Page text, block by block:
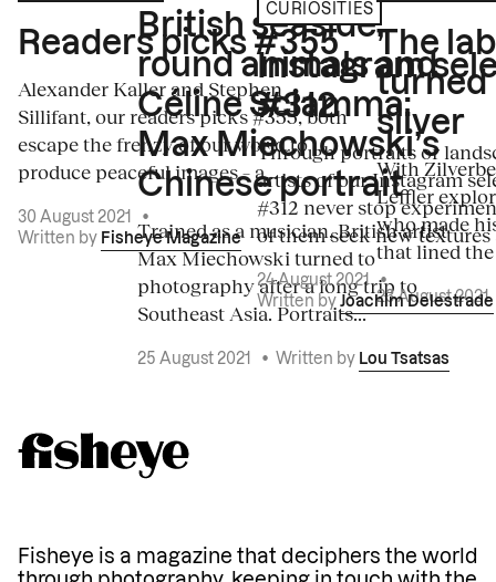
Readers picks #355
Alexander Kaller and Stephen
Sillifant, our readers picks #355, both
escape the frenzy of our world to
produce peaceful images – a...
30 August 2021
•
Written by Fisheye Magazine
British seaside,
round animals and
Céline Sciamma:
Max Miechowski’s
Chinese portrait
Trained as a musician, British artist
Max Miechowski turned to
photography after a long trip to
Southeast Asia. Portraits...
25 August 2021 • Written by Lou Tsatsas
CURIOSITIES
Instagram
#312
Through portraits or
artists of our Instagram
#312 never stop
of them seek new textures
24 August 2021•
Written by Joachim Delestrade
The
turned
silver
With
Leffler
who made
that lined
23 August 2021
Fisheye is a magazine that deciphers the world